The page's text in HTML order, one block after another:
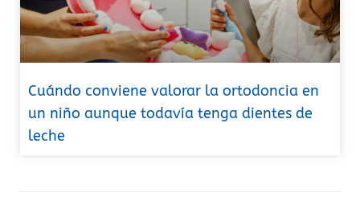
Cuándo conviene valorar la ortodoncia en
un niño aunque todavía tenga dientes de
leche